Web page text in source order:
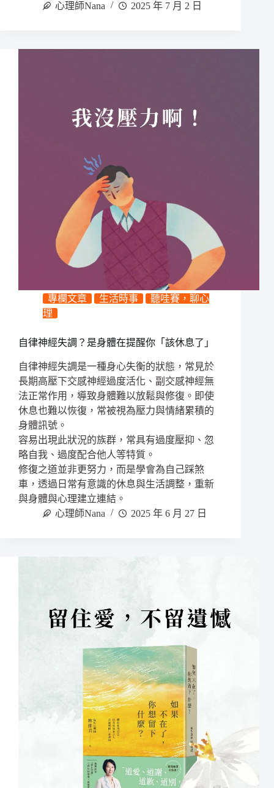
心理師Nana
2025 年 7 月 2 日
專欄文章 生活時事
聽哇賽，聊心
理
自律神經失調？是身體在提醒你「該休息了」
自律神經失調是一種身心失衡的狀態，常見於
長期高壓下交感神經過度活化、副交感神經無
法正常作用，導致身體難以放鬆與修復。即使
休息也難以恢復，常被視為壓力與情緒累積的
身體訊號。
容易出現此狀況的族群，常具有過度壓抑、忽
略自我、過度配合他人等特質。
修復之道並非更努力，而是學會為自己踩煞
車，透過日常有意識的休息與生活調整，重新
與身體與心理建立連結。
心理師Nana
2025 年 6 月 27 日